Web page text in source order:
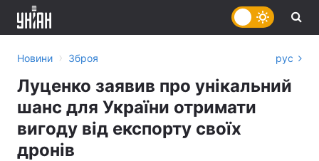
Новини › Зброя рус
Луценко заявив про унікальний
шанс для України отримати
вигоду від експорту своїх
дронів